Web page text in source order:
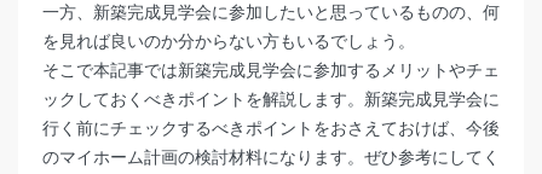
一方、新築完成見学会に参加したいと思っているものの、何
を見れば良いのか分からない方もいるでしょう。
そこで本記事では新築完成見学会に参加するメリットやチェ
ックしておくべきポイントを解説します。新築完成見学会に
行く前にチェックするべきポイントをおさえておけば、今後
のマイホーム計画の検討材料になります。ぜひ参考にしてく